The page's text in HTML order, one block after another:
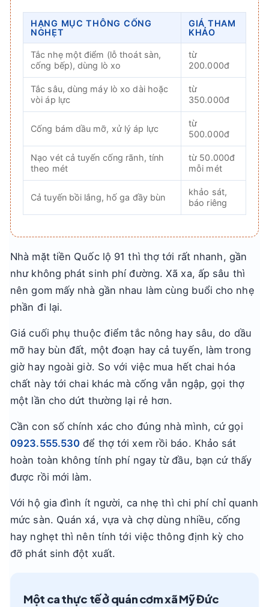
HẠNG MỤC THÔNG CỐNG
NGHẸT
GIÁ THAM
KHẢO
Tắc nhẹ một điểm (lỗ thoát sàn,
cống bếp), dùng lò xo
từ
200.000đ
Tắc sâu, dùng máy lò xo dài hoặc
vòi áp lực
từ
350.000đ
Cống bám dầu mỡ, xử lý áp lực
từ
500.000đ
Nạo vét cả tuyến cống rãnh, tính
theo mét
từ 50.000đ
mỗi mét
Cả tuyến bồi lắng, hố ga đầy bùn
khảo sát,
báo riêng
Nhà mặt tiền Quốc lộ 91 thì thợ tới rất nhanh, gần
như không phát sinh phí đường. Xã xa, ấp sâu thì
nên gom mấy nhà gần nhau làm cùng buổi cho nhẹ
phần đi lại.
Giá cuối phụ thuộc điểm tắc nông hay sâu, do dầu
mỡ hay bùn đất, một đoạn hay cả tuyến, làm trong
giờ hay ngoài giờ. So với việc mua hết chai hóa
chất này tới chai khác mà cống vẫn ngập, gọi thợ
một lần cho dứt thường lại rẻ hơn.
Cần con số chính xác cho đúng nhà mình, cứ gọi
0923.555.530 để thợ tới xem rồi báo. Khảo sát
hoàn toàn không tính phí ngay từ đầu, bạn cứ thấy
được rồi mới làm.
Với hộ gia đình ít người, ca nhẹ thì chi phí chỉ quanh
mức sàn. Quán xá, vựa và chợ dùng nhiều, cống
hay nghẹt thì nên tính tới việc thông định kỳ cho
đỡ phát sinh đột xuất.
Một ca thực tế ở quán cơm xã Mỹ Đức